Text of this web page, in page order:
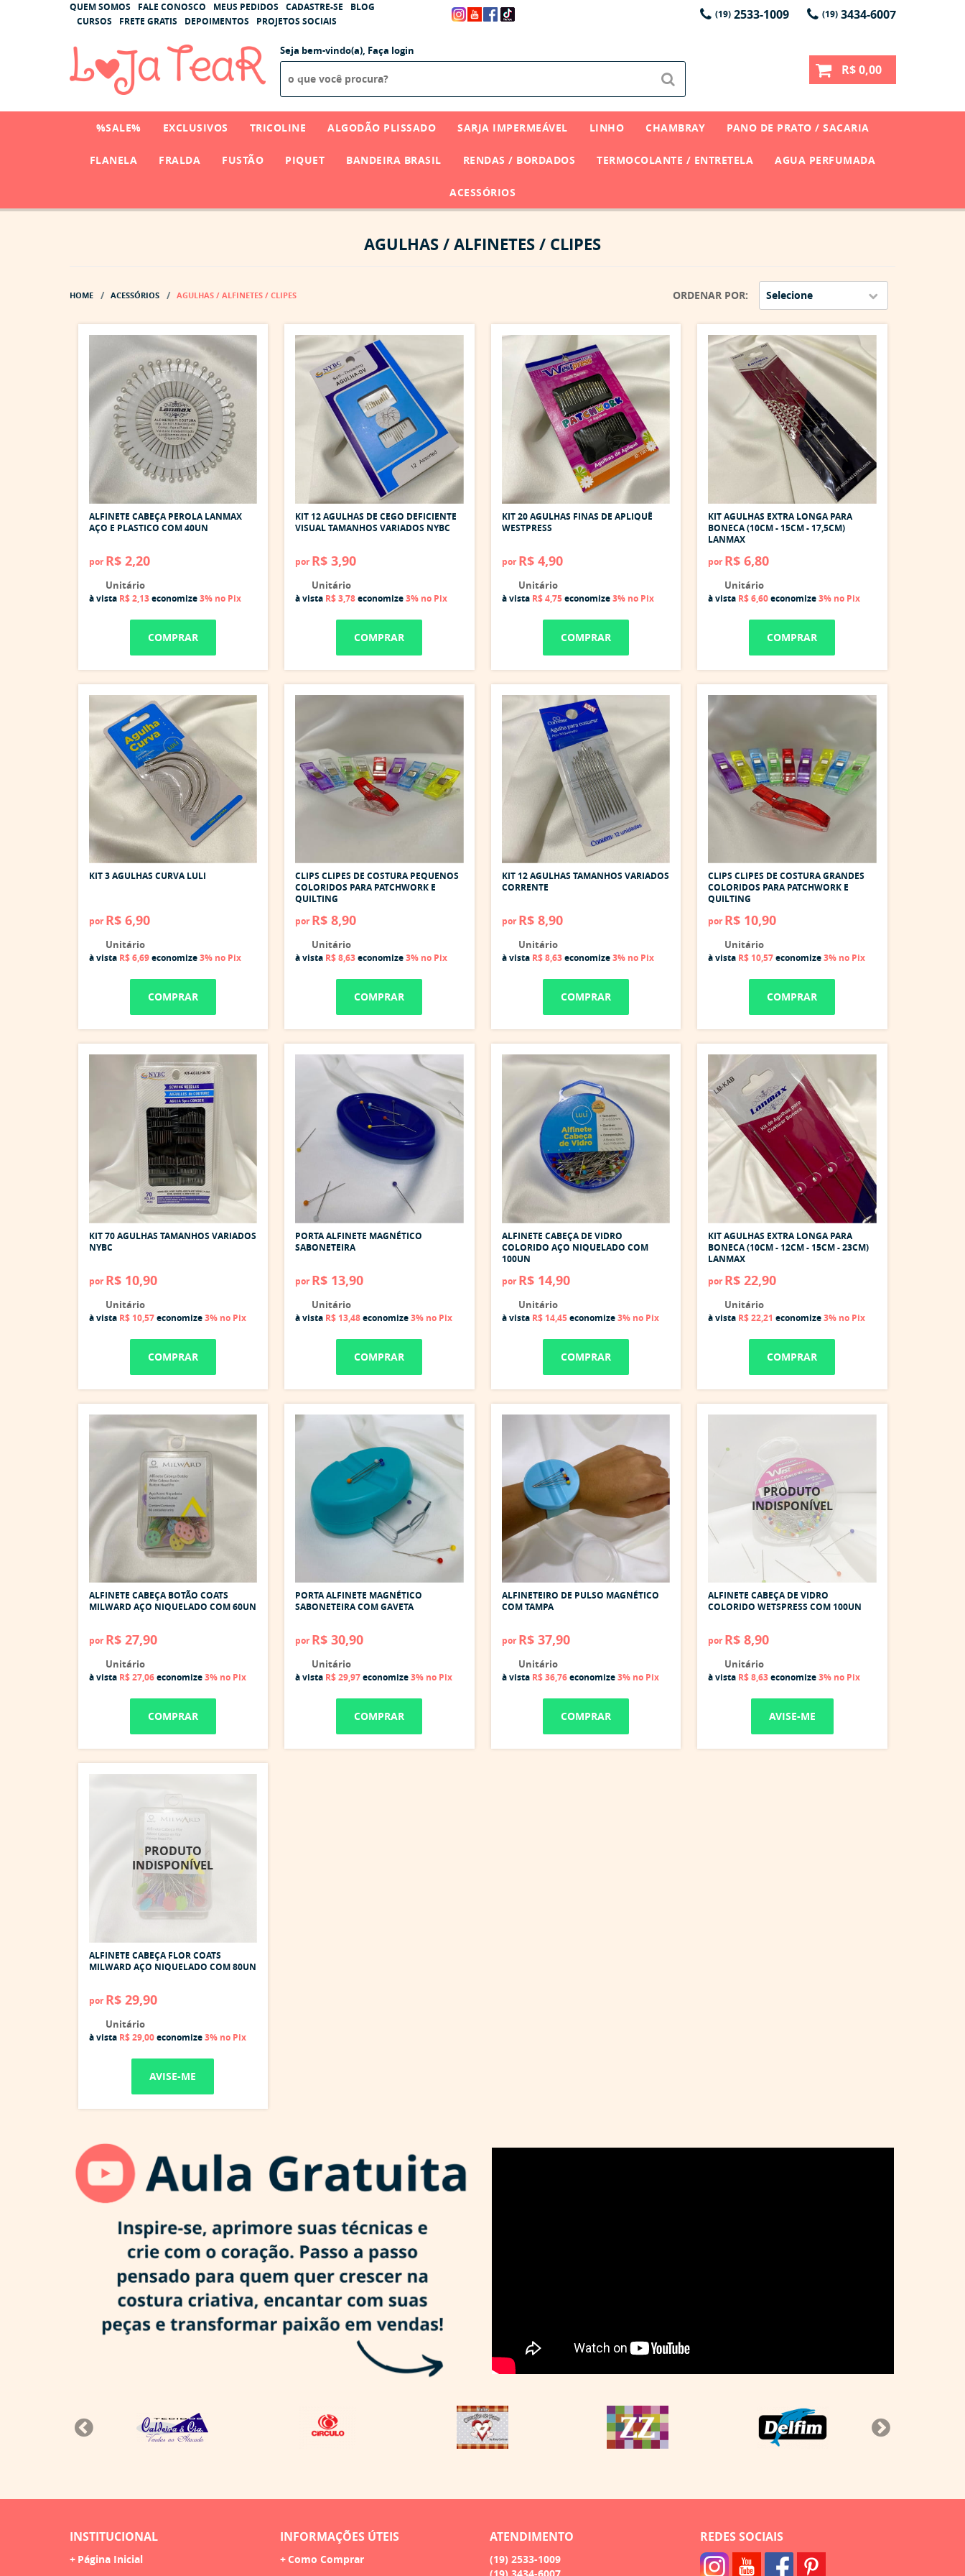
QUEM SOMOS FALE CONOSCO MEUS PEDIDOS CADASTRE-SE
BLOG
CURSOS
FRETE GRATIS DEPOIMENTOS PROJETOS SOCIAIS
(19)2533-1009 (19)3434-6007
Seja bem-vindo(a), Faça login
R$ 0,00
%SALE% EXCLUSIVOS TRICOLINE ALGODÃO PLISSADO SARJA IMPERMEÁVEL LINHO CHAMBRAY PANO DE PRATO / SACARIA
FLANELA FRALDA FUSTÃO PIQUET BANDEIRA BRASIL RENDAS / BORDADOS TERMOCOLANTE / ENTRETELA AGUA PERFUMADA
ACESSÓRIOS
AGULHAS / ALFINETES / CLIPES
HOME ACESSÓRIOS AGULHAS / ALFINETES / CLIPES ORDENAR POR Selecione
ALFINETE CABEÇA PEROLA LANMAX
AÇO E PLASTICO COM 40UN
por R$ 2,20
Unitário
à vista R$ 2,13economize3% no Pix
COMPRAR
KIT 12 AGULHAS DE CEGO DEFICIENTE
VISUAL TAMANHOS VARIADOS NYBC
por R$ 3,90
Unitário
à vista R$ 3,78economize3% no Pix
COMPRAR
KIT 20 AGULHAS FINAS DE APLIQUÊ
WESTPRESS
por R$ 4,90
Unitário
à vista R$ 4,75economize3% no Pix
COMPRAR
KIT AGULHAS EXTRA LONGA PARA
BONECA (10CM - 15CM - 17,5CM)
LANMAX
por R$ 6,80
Unitário
à vista R$ 6,60economize3% no Pix
COMPRAR
KIT 3 AGULHAS CURVA LULI
por R$ 6,90
Unitário
à vista R$ 6,69economize3% no Pix
COMPRAR
CLIPS CLIPES DE COSTURA PEQUENOS
COLORIDOS PARA PATCHWORK E
QUILTING
por R$ 8,90
Unitário
à vista R$ 8,63economize3% no Pix
COMPRAR
KIT 12 AGULHAS TAMANHOS VARIADOS
CORRENTE
por R$ 8,90
Unitário
à vista R$ 8,63economize3% no Pix
COMPRAR
CLIPS CLIPES DE COSTURA GRANDES
COLORIDOS PARA PATCHWORK E
QUILTING
por R$ 10,90
Unitário
à vista R$ 10,57economize3% no Pix
COMPRAR
KIT 70 AGULHAS TAMANHOS VARIADOS
NYBC
por R$ 10,90
Unitário
à vista R$ 10,57economize3% no Pix
COMPRAR
PORTA ALFINETE MAGNÉTICO
SABONETEIRA
por R$ 13,90
Unitário
à vista R$ 13,48economize3% no Pix
COMPRAR
ALFINETE CABEÇA DE VIDRO
COLORIDO AÇO NIQUELADO COM
100UN
por R$ 14,90
Unitário
à vista R$ 14,45economize3% no Pix
COMPRAR
KIT AGULHAS EXTRA LONGA PARA
BONECA (10CM - 12CM - 15CM - 23CM)
LANMAX
por R$ 22,90
Unitário
à vista R$ 22,21 economize3% no Pix
COMPRAR
ALFINETE CABEÇA BOTÃO COATS
MILWARD AÇO NIQUELADO COM 60UN
por R$ 27,90
Unitário
à vista R$ 27,06economize3% no Pix
COMPRAR
PORTA ALFINETE MAGNÉTICO
SABONETEIRA COM GAVETA
por R$ 30,90
Unitário
à vista R$ 29,97economize3% no Pix
COMPRAR
ALFINETEIRO DE PULSO MAGNÉTICO
COM TAMPA
por R$ 37,90
Unitário
à vista R$ 36,76economize3% no Pix
COMPRAR
ALFINETE CABEÇA DE VIDRO
COLORIDO WETSPRESS COM 100UN
por R$ 8,90
Unitário
à vista R$ 8,63economize3% no Pix
AVISE-ME
ALFINETE CABEÇA FLOR COATS
MILWARD AÇO NIQUELADO COM 80UN
por R$ 29,90
Unitário
à vista R$ 29,00economize3% no Pix
AVISE-ME
INSTITUCIONAL
Página Inicial
INFORMAÇÕES ÚTEIS
Como Comprar
ATENDIMENTO
(19) 2533-1009
REDES SOCIAIS